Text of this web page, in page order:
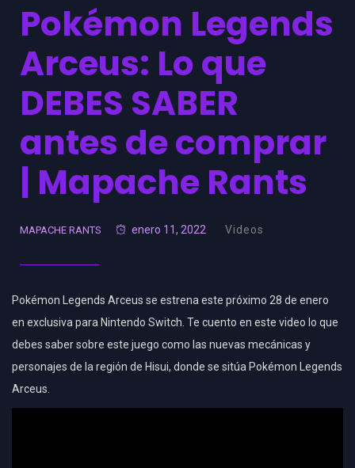
Pokémon Legends
Arceus: Lo que
DEBES SABER
antes de comprar
| Mapache Rants
MAPACHE RANTS enero 11, 2022 Videos
Pokémon Legends Arceus se estrena este próximo 28 de enero
en exclusiva para Nintendo Switch. Te cuento en este video lo que
debes saber sobre este juego como las nuevas mecánicas y
personajes de la región de Hisui, donde se sitúa Pokémon Legends
Arceus.